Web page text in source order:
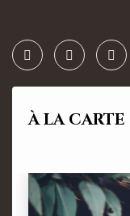
À LA CARTE